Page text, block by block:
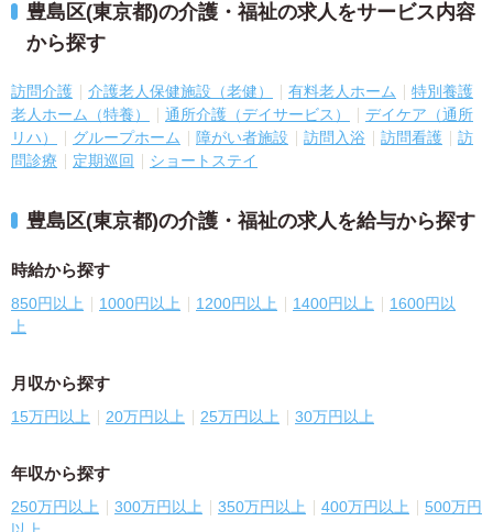
豊島区(東京都)の介護・福祉の求人をサービス内容
から探す
訪問介護 介護老人保健施設（老健） 有料老人ホーム
特別養護
老人ホーム（特養）
通所介護（デイサービス）
デイケア（通所
リハ）
グループホーム 障がい者施設 訪問入浴 訪問看護
訪
問診療
定期巡回 ショートステイ
豊島区(東京都)の介護・福祉の求人を給与から探す
時給から探す
850円以上 1000円以上 1200円以上 1400円以上
1600円以
上
月収から探す
15万円以上 20万円以上 25万円以上 30万円以上
年収から探す
250万円以上 300万円以上 350万円以上 400万円以上
500万円